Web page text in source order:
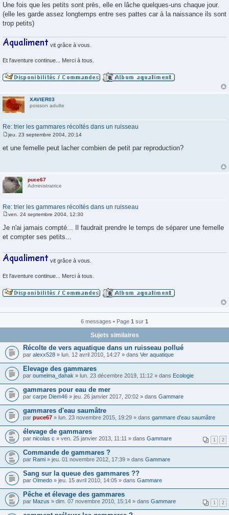
Une fois que les petits sont près, elle en lâche quelques-uns chaque jour.
(elle les garde assez longtemps entre ses pattes car à la naissance ils sont
trop petits)
vit grâce à vous.
Et l'aventure continue... Merci à tous.
XAVIER03
poisson adulte
Re: trier les gammares récoltés dans un ruisseau
M
e
jeu. 23 septembre 2004, 20:14
et une femelle peut lacher combien de petit par reproduction?
puce67
Administratrice
Re: trier les gammares récoltés dans un ruisseau
e
s
s
e
ven. 24 septembre 2004, 12:30
Je n'ai jamais compté... Il faudrait prendre le temps de séparer une femelle
et compter ses petits...
vit grâce à vous.
Et l'aventure continue... Merci à tous.
6 messages • Page 1 sur 1
Sujets similaires
Récolte de vers aquatique dans un ruisseau pollué
par alexx528 » lun. 12 avril 2010, 14:27 » dans Ver aquatique
Elevage des gammares
par oumeima_dahak » lun. 23 décembre 2019, 11:12 » dans Ecologie
gammares pour eau de mer
par carpe Diem46 » jeu. 26 janvier 2017, 20:02 » dans Gammare
gammares d'eau saumâtre
par puce67 » lun. 23 novembre 2015, 19:29 » dans gammare d'eau saumâtre
élevage de gammares
1 2
par nicolas c » ven. 25 janvier 2013, 11:11 » dans Gammare
Commande de gammares ?
par Rami » jeu. 01 novembre 2012, 17:39 » dans Gammare
Sang sur la queue des gammares ??
par Olmedo » jeu. 15 avril 2010, 14:05 » dans Gammare
Pêche et élevage des gammares
1 2
par Mazus » dim. 07 novembre 2010, 15:14 » dans Gammare